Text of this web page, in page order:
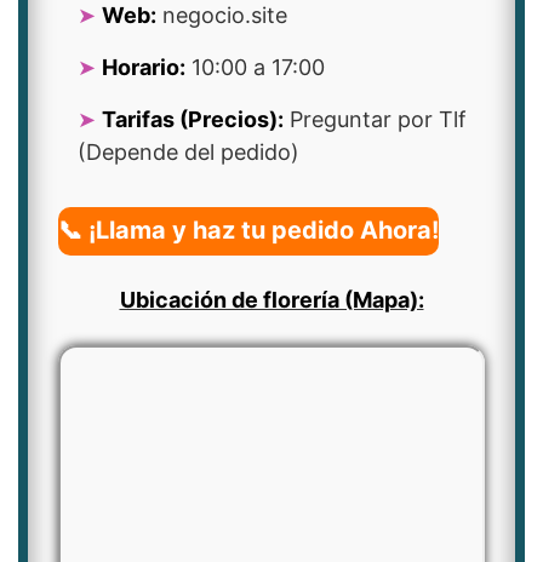
Web: negocio.site
Horario: 10:00 a 17:00
Tarifas (Precios): Preguntar por Tlf
(Depende del pedido)
📞 ¡Llama y haz tu pedido Ahora!
Ubicación de florería (Mapa):